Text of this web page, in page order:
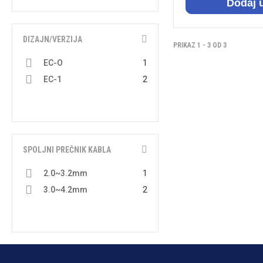
9
3
DIZAJN/VERZIJA
EC-O
1
EC-1
2
SPOLJNI PREČNIK KABLA
2.0~3.2mm
1
3.0~4.2mm
2
Dodaj
PRIKAZ 1 - 3 OD 3